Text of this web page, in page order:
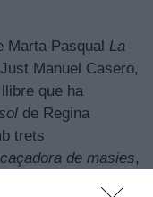
Marta Pasqual La
Manuel Casero,
que ha
de Regina
trets
de masies,